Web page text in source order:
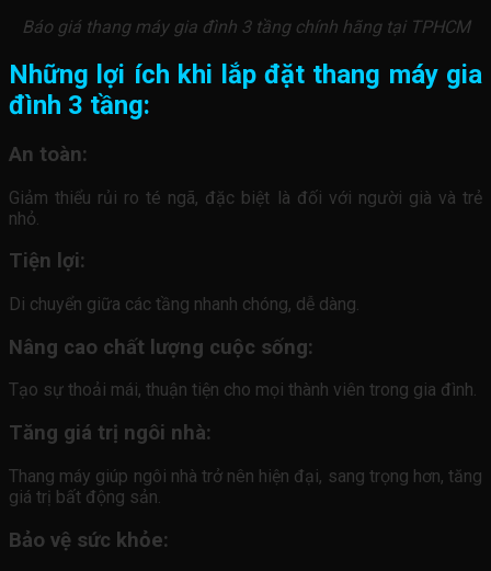
Báo giá thang máy gia đình 3 tầng chính hãng tại TPHCM
Những lợi ích khi lắp đặt thang máy gia
đình 3 tầng:
An toàn:
Giảm thiểu rủi ro té ngã, đặc biệt là đối với người già và trẻ
nhỏ.
Tiện lợi:
Di chuyển giữa các tầng nhanh chóng, dễ dàng.
Nâng cao chất lượng cuộc sống:
Tạo sự thoải mái, thuận tiện cho mọi thành viên trong gia đình.
Tăng giá trị ngôi nhà:
Thang máy giúp ngôi nhà trở nên hiện đại, sang trọng hơn, tăng
giá trị bất động sản.
Bảo vệ sức khỏe: